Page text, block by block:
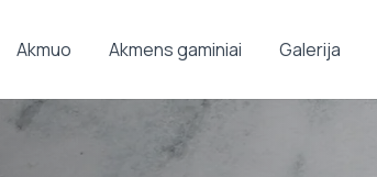
Akmuo Akmens gaminiai Galerija